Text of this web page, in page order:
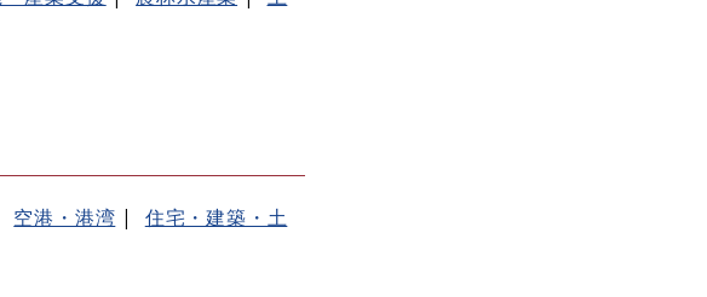
空港・港湾
住宅・建築・土